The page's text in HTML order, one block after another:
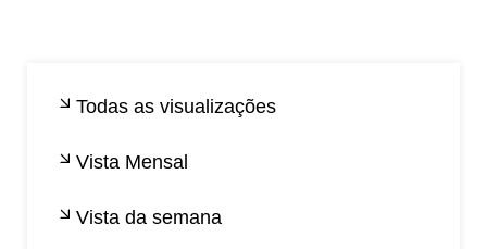
Todas as visualizações
Vista Mensal
Vista da semana